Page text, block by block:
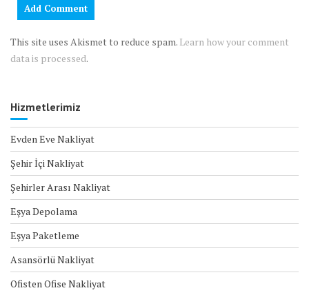
This site uses Akismet to reduce spam. Learn how your comment
data is processed.
Hizmetlerimiz
Evden Eve Nakliyat
Şehir İçi Nakliyat
Şehirler Arası Nakliyat
Eşya Depolama
Eşya Paketleme
Asansörlü Nakliyat
Ofisten Ofise Nakliyat